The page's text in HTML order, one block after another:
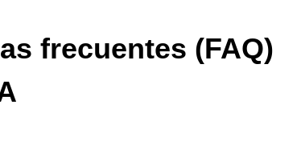
frecuentes (FAQ)